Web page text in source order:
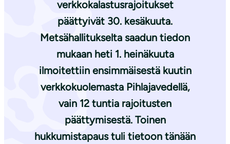
verkkokalastusrajoitukset
päättyivät 30. kesäkuuta.
Metsähallitukselta saadun tiedon
mukaan heti 1. heinäkuuta
ilmoitettiin ensimmäisestä kuutin
verkkokuolemasta Pihlajavedellä,
vain 12 tuntia rajoitusten
päättymisestä. Toinen
hukkumistapaus tuli tietoon tänään